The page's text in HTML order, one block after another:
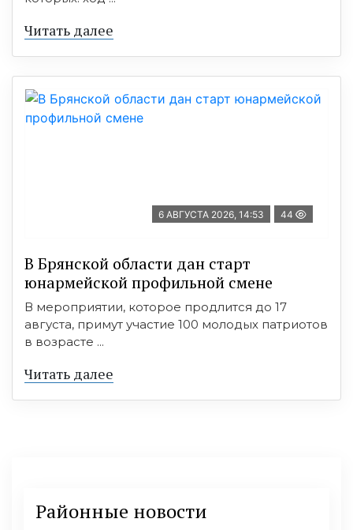
Читать далее
6 АВГУСТА 2026, 14:53 44
В Брянской области дан старт
юнармейской профильной смене
В мероприятии, которое продлится до 17
августа, примут участие 100 молодых патриотов
в возрасте ...
Читать далее
Районные новости